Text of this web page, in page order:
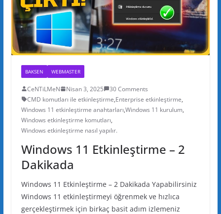
BAKSEN WEBMASTER
CeNTiLMeN Nisan 3, 2025
30 Comments
CMD komutları ile etkinleştirme,Enterprise etkinleştirme,
Windows 11 etkinleştirme anahtarları,Windows 11 kurulum,
Windows etkinleştirme komutları,
Windows etkinleştirme nasıl yapılır.
Windows 11 Etkinleştirme – 2
Dakikada
Windows 11 Etkinleştirme – 2 Dakikada Yapabilirsiniz
Windows 11 etkinleştirmeyi öğrenmek ve hızlıca
gerçekleştirmek için birkaç basit adım izlemeniz